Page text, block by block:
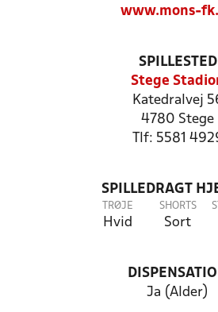
www.mons-
SPILLESTED
Stege
Katedralvej
4780 Stege
Tlf: 5581
SPILLEDRAGT
TRØJE
Hvid
SHORTS
Sort
Ja (Alder)